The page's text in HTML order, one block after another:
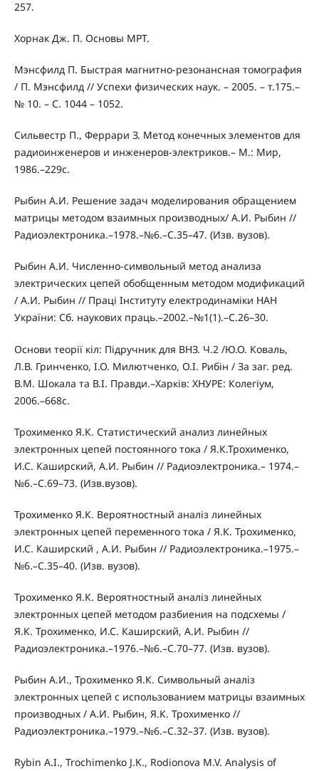
257.
Хорнак Дж. П. Основы МРТ.
Мэнсфилд П. Быстрая магнитно-резонансная томография
/ П. Мэнсфилд // Успехи физических наук. – 2005. – т.175.–
№ 10. – С. 1044 – 1052.
Сильвестр П., Феррари З. Метод конечных элементов для
радиоинженеров и инженеров-электриков.– М.: Мир,
1986.–229с.
Рыбин А.И. Решение задач моделирования обращением
матрицы методом взаимных производных/ А.И. Рыбин //
Радиоэлектроника.–1978.–№6.–С.35–47. (Изв. вузов).
Рыбин А.И. Численно-символьный метод анализа
электрических цепей обобщенным методом модификаций
/ А.И. Рыбин // Праці Інституту електродинаміки НАН
України: Сб. наукових праць.–2002.–№1(1).–С.26–30.
Основи теорії кіл: Підручник для ВНЗ. Ч.2 /Ю.О. Коваль,
Л.В. Гринченко, І.О. Милютченко, О.І. Рибін / За заг. ред.
В.М. Шокала та В.І. Правди.–Харків: ХНУРЕ: Колегіум,
2006.–668с.
Трохименко Я.К. Статистический анализ линейных
электронных цепей постоянного тока / Я.К.Трохименко,
И.С. Каширский, А.И. Рыбин // Радиоэлектроника.– 1974.–
№6.–С.69–73. (Изв.вузов).
Трохименко Я.К. Вероятностный аналіз линейных
электронных цепей переменного тока / Я.К. Трохименко,
И.С. Каширский , А.И. Рыбин // Радиоэлектроника.–1975.–
№6.–С.35–40. (Изв. вузов).
Трохименко Я.К. Вероятностный аналіз линейных
электронных цепей методом разбиения на подсхемы /
Я.К. Трохименко, И.С. Каширский, А.И. Рыбин //
Радиоэлектроника.–1976.–№6.–С.70–77. (Изв. вузов).
Рыбин А.И., Трохименко Я.К. Символьный аналіз
электронных цепей с использованием матрицы взаимных
производных / А.И. Рыбин, Я.К. Трохименко //
Радиоэлектроника.–1979.–№6.–С.32–37. (Изв. вузов).
Rybin A.I., Trochimenko J.K., Rodionova M.V. Analysis of